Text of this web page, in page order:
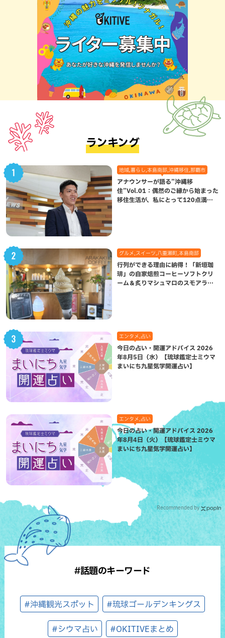
ランキング
地域,暮らし,本島南部,沖縄移住,那覇市
アナウンサーが語る”沖縄移
住”Vol.01：偶然のご縁から始まった
移住生活が、私にとって120点満点
グルメ,スイーツ,八重瀬町,本島南部
行列ができる理由に納得！「新垣珈
琲」の自家焙煎コーヒーソフトクリ
ーム＆炙りマシュマロのスモアラテ
エンタメ,占い
今日の占い・開運アドバイス 2026
年8月5日（水）【琉球鑑定士ミウマ
まいにち九星気学開運占い】
エンタメ,占い
今日の占い・開運アドバイス 2026
年8月4日（火）【琉球鑑定士ミウマ
まいにち九星気学開運占い】
Recommended by
#話題のキーワード
#沖縄観光スポット #琉球ゴールデンキングス
#シウマ占い #OKITIVEまとめ